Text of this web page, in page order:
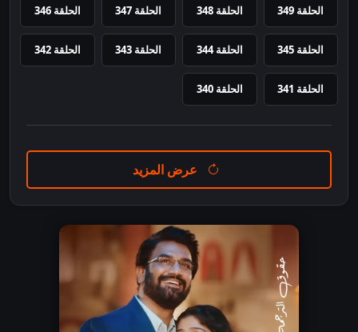
الحلقة 349 الحلقة 348 الحلقة 347 الحلقة 346
الحلقة 345 الحلقة 344 الحلقة 343 الحلقة 342
الحلقة 341 الحلقة 340
عرض المزيد